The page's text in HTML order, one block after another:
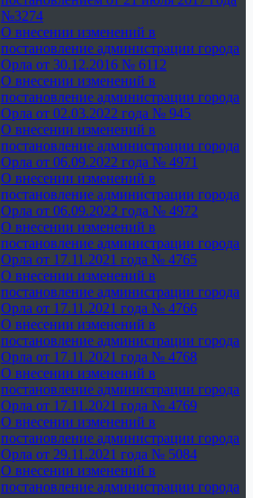
№3274
О внесении изменений в
постановление администрации города
Орла от 30.12.2016 № 6112
О внесении изменений в
постановление администрации города
Орла от 02.03.2022 года № 945
О внесении изменений в
постановление администрации города
Орла от 06.09.2022 года № 4971
О внесении изменений в
постановление администрации города
Орла от 06.09.2022 года № 4972
О внесении изменений в
постановление администрации города
Орла от 17.11.2021 года № 4765
О внесении изменений в
постановление администрации города
Орла от 17.11.2021 года № 4766
О внесении изменений в
постановление администрации города
Орла от 17.11.2021 года № 4768
О внесении изменений в
постановление администрации города
Орла от 17.11.2021 года № 4769
О внесении изменений в
постановление администрации города
Орла от 29.11.2021 года № 5084
О внесении изменений в
постановление администрации города